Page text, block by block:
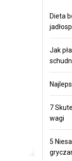
Dieta
Jak
7
wagi
5